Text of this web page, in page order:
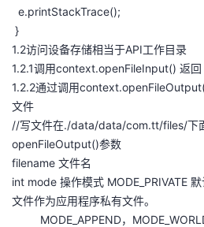
e.printStackTrace();
}
1.2访问设备存储相当于API工作目录
1.2.1调用context.openFileInput() 返
1.2.2通过调用
文件
//写文件在./data/data/com.tt/files/下
openFileOutput()参数
filename 文件名
int mode 操作模式 MODE_PRIVATE
文件作为应用程序私有文件。
MODE_APPEND，